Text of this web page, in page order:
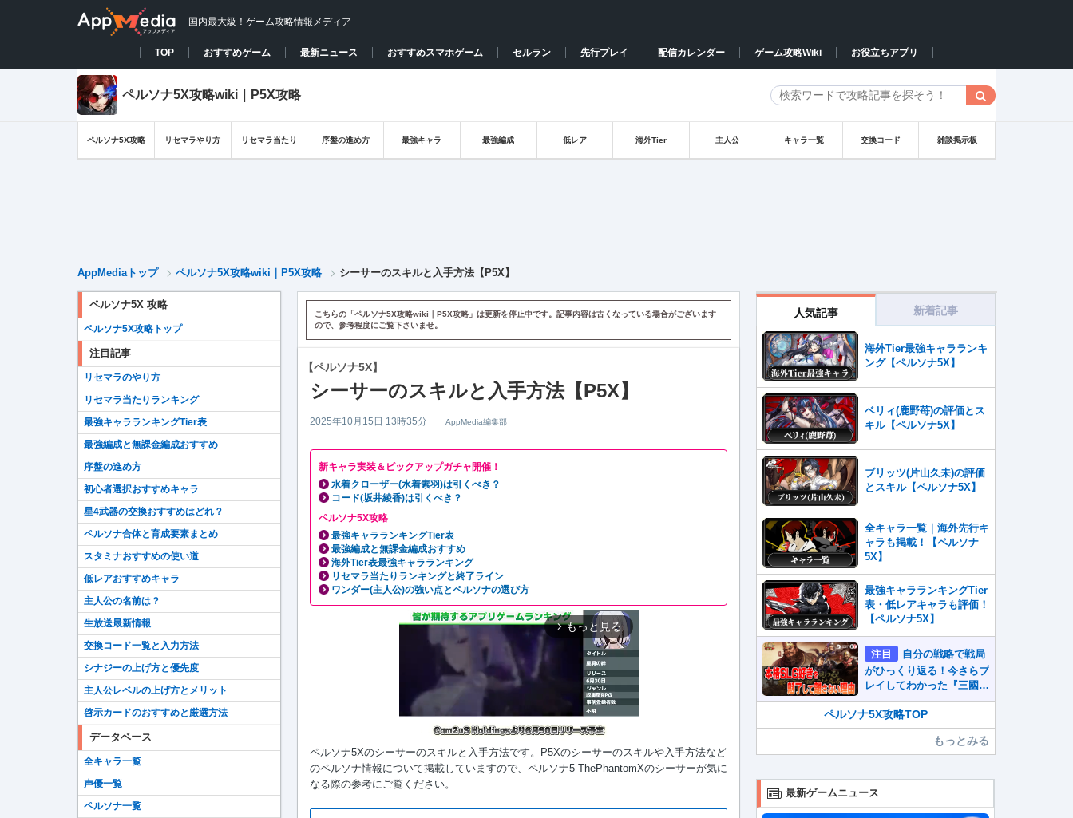
国内最大級！ゲーム攻略情報メディア
TOP おすすめゲーム 最新ニュース おすすめスマホゲーム セルラン 先行プレイ 配信カレンダー ゲーム攻略Wiki お役立ちアプリ
ペルソナ5X攻略wiki｜P5X攻略
ペルソナ5X攻略 リセマラやり方 リセマラ当たり 序盤の進め方 最強キャラ 最強編成 低レア 海外Tier 主人公 キャラ一覧 交換コード 雑談掲示板
AppMediaトップ ペルソナ5X攻略wiki｜P5X攻略 シーサーのスキルと入手方法【P5X】
こちらの「ペルソナ5X攻略wiki｜P5X攻略」は更新を停止中です。記事内容は古くなっている場合がございます
ので、参考程度にご覧下さいませ。
【ペルソナ5X】
シーサーのスキルと入手方法【P5X】
2025年10月15日 13時35分 AppMedia編集部
新キャラ実装＆ピックアップガチャ開催！
水着クローザー(水着素羽)は引くべき？
コード(坂井綾香)は引くべき？
ペルソナ5X攻略
最強キャラランキングTier表
最強編成と無課金編成おすすめ
海外Tier表最強キャラランキング
リセマラ当たりランキングと終了ライン
ワンダー(主人公)の強い点とペルソナの選び方
arrow_forward_ios もっと見る
ペルソナ5Xのシーサーのスキルと入手方法です。P5Xのシーサーのスキルや入手方法など
のペルソナ情報について掲載していますので、ペルソナ5 ThePhantomXのシーサーが気に
なる際の参考にご覧ください。
ペルソナ5X 攻略
ペルソナ5X攻略トップ
注目記事
リセマラのやり方
リセマラ当たりランキング
最強キャラランキングTier表
最強編成と無課金編成おすすめ
序盤の進め方
初心者選択おすすめキャラ
星4武器の交換おすすめはどれ？
ペルソナ合体と育成要素まとめ
スタミナおすすめの使い道
低レアおすすめキャラ
主人公の名前は？
生放送最新情報
交換コード一覧と入力方法
シナジーの上げ方と優先度
主人公レベルの上げ方とメリット
啓示カードのおすすめと厳選方法
データベース
全キャラ一覧
声優一覧
ペルソナ一覧
人気記事 新着記事
海外Tier最強キャラランキ
ング【ペルソナ5X】
ベリィ(鹿野苺)の評価とス
キル【ペルソナ5X】
ブリッツ(片山久未)の評価
とスキル【ペルソナ5X】
全キャラ一覧｜海外先行キ
ャラも掲載！【ペルソナ
5X】
最強キャラランキングTier
表・低レアキャラも評価！
【ペルソナ5X】
注目
自分の戦略で戦局
がひっくり返る！今さらプ
レイしてわかった『三國志
真戦』が本格SLG好きを
魅了して離さないワケ
ペルソナ5X攻略TOP
もっとみる
最新ゲームニュース